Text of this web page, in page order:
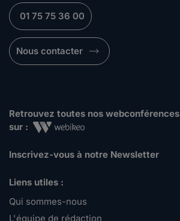
01 75 75 36 00
Nous contacter
Retrouvez toutes nos webconférences
sur :
Inscrivez-vous à notre Newsletter
Liens utiles :
Qui sommes-nous
L'équipe de rédaction